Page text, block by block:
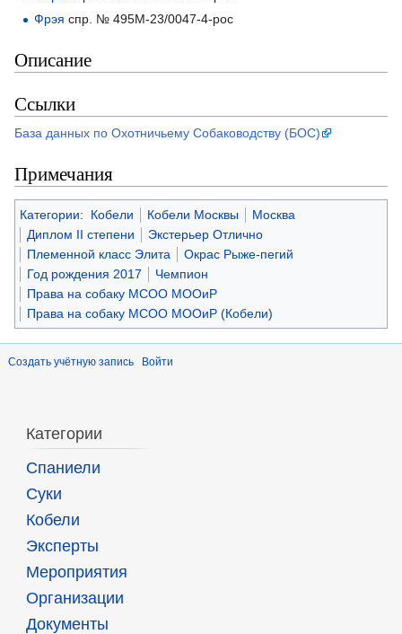
Фрэя спр. № 495М-23/0047-4-рос
Описание
Ссылки
База данных по Охотничьему Собаководству (БОС)
Примечания
Категории: Кобели Кобели Москвы
Москва
Диплом II степени
Экстерьер Отлично
Племенной класс Элита
Окрас Рыже-пегий
Год рождения 2017
Чемпион
Права на собаку МСОО МООиР
Права на собаку МСОО МООиР (Кобели)
Создать учётную запись Войти
Категории
Спаниели
Суки
Кобели
Эксперты
Мероприятия
Организации
Документы